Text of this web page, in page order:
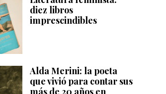
diez libros
imprescindibles
Alda Merini: la poeta
que vivió para contar sus